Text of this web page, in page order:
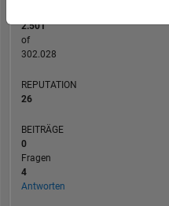
2.501
of
302.028
REPUTATION
26
BEITRÄGE
0
Fragen
4
Antworten